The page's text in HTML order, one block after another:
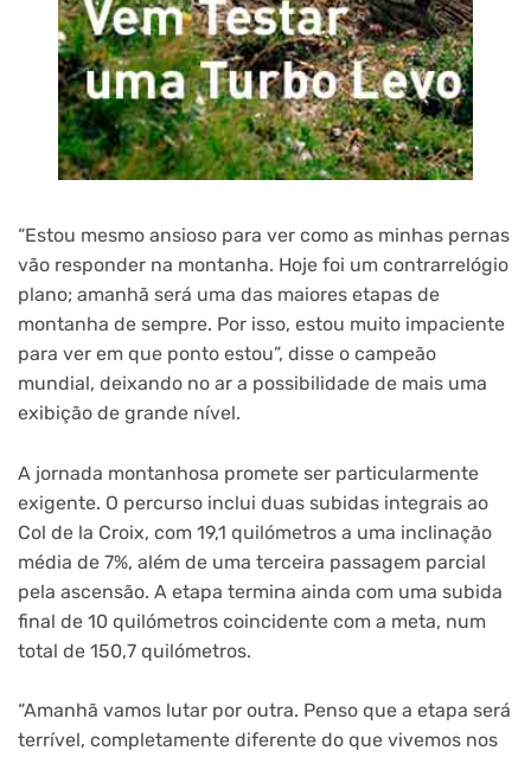
“Estou mesmo ansioso para ver como as minhas pernas
vão responder na montanha. Hoje foi um contrarrelógio
plano; amanhã será uma das maiores etapas de
montanha de sempre. Por isso, estou muito impaciente
para ver em que ponto estou”, disse o campeão
mundial, deixando no ar a possibilidade de mais uma
exibição de grande nível.
A jornada montanhosa promete ser particularmente
exigente. O percurso inclui duas subidas integrais ao
Col de la Croix, com 19,1 quilómetros a uma inclinação
média de 7%, além de uma terceira passagem parcial
pela ascensão. A etapa termina ainda com uma subida
final de 10 quilómetros coincidente com a meta, num
total de 150,7 quilómetros.
“Amanhã vamos lutar por outra. Penso que a etapa será
terrível, completamente diferente do que vivemos nos